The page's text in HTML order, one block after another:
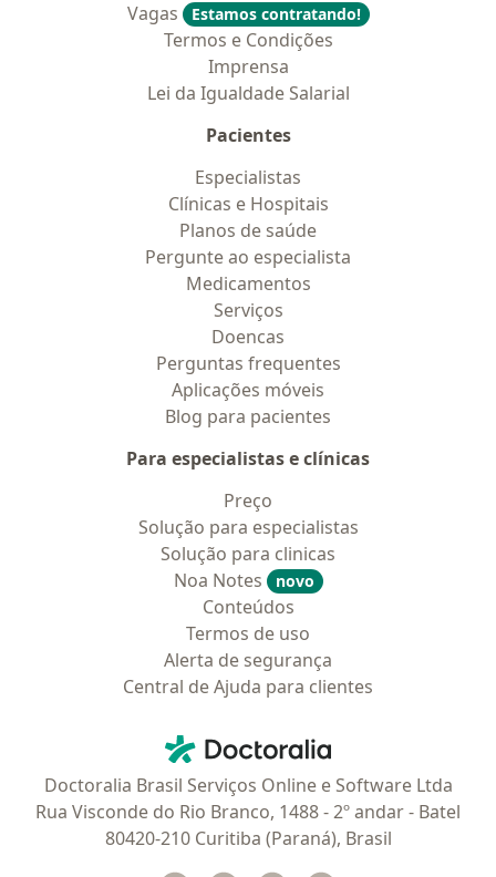
Vagas
Estamos contratando!
Termos e Condições
Imprensa
Lei da Igualdade Salarial
Pacientes
Especialistas
Clínicas e Hospitais
Planos de saúde
Pergunte ao especialista
Medicamentos
Serviços
Doencas
Perguntas frequentes
Aplicações móveis
Blog para pacientes
Para especialistas e clínicas
Preço
Solução para especialistas
Solução para clinicas
Noa Notes
novo
Conteúdos
Termos de uso
Alerta de segurança
Central de Ajuda para clientes
Doctoralia - Homepage
Doctoralia Brasil Serviços Online e Software Ltda
Rua Visconde do Rio Branco, 1488 - 2º andar - Batel
80420-210 Curitiba (Paraná), Brasil